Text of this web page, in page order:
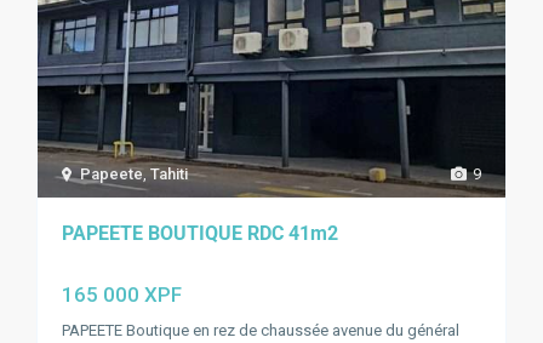
9
Papeete,Tahiti
PAPEETE BOUTIQUE RDC 41m2
165 000 XPF
PAPEETE Boutique en rez de chaussée avenue du général